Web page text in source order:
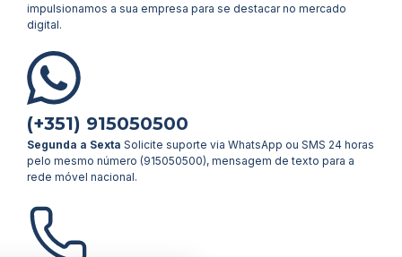
impulsionamos a sua empresa para se destacar no mercado
digital.
(+351) 915050500
Segunda a Sexta Solicite suporte via WhatsApp ou SMS 24 horas
pelo mesmo número (915050500), mensagem de texto para a
rede móvel nacional.